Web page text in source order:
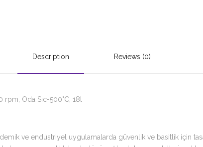
Description Reviews (0)
rpm, Oda Sıc-500°C, 18l
ve endüstriyel uygulamalarda güvenlik ve basitlik için